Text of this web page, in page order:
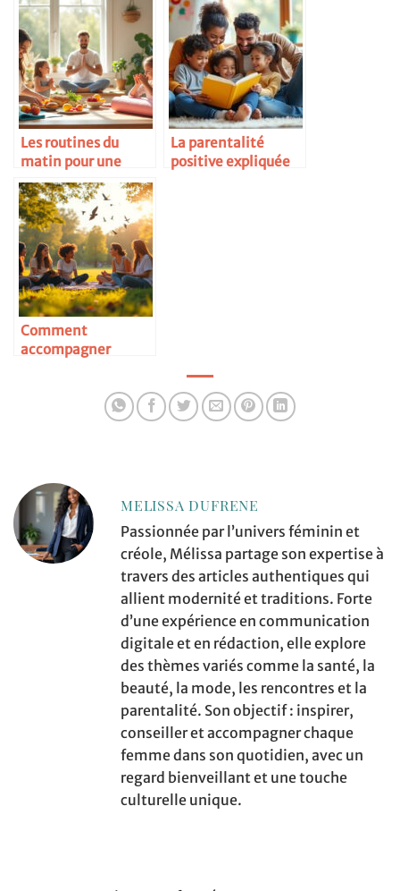
naturellement
femmes
Les routines du
matin pour une
famille zen
La parentalité
positive expliquée
Comment
accompagner
MELISSA DUFRENE
Passionnée par l’univers féminin et
créole, Mélissa partage son expertise à
travers des articles authentiques qui
allient modernité et traditions. Forte
d’une expérience en communication
digitale et en rédaction, elle explore
des thèmes variés comme la santé, la
beauté, la mode, les rencontres et la
parentalité. Son objectif : inspirer,
conseiller et accompagner chaque
femme dans son quotidien, avec un
regard bienveillant et une touche
culturelle unique.